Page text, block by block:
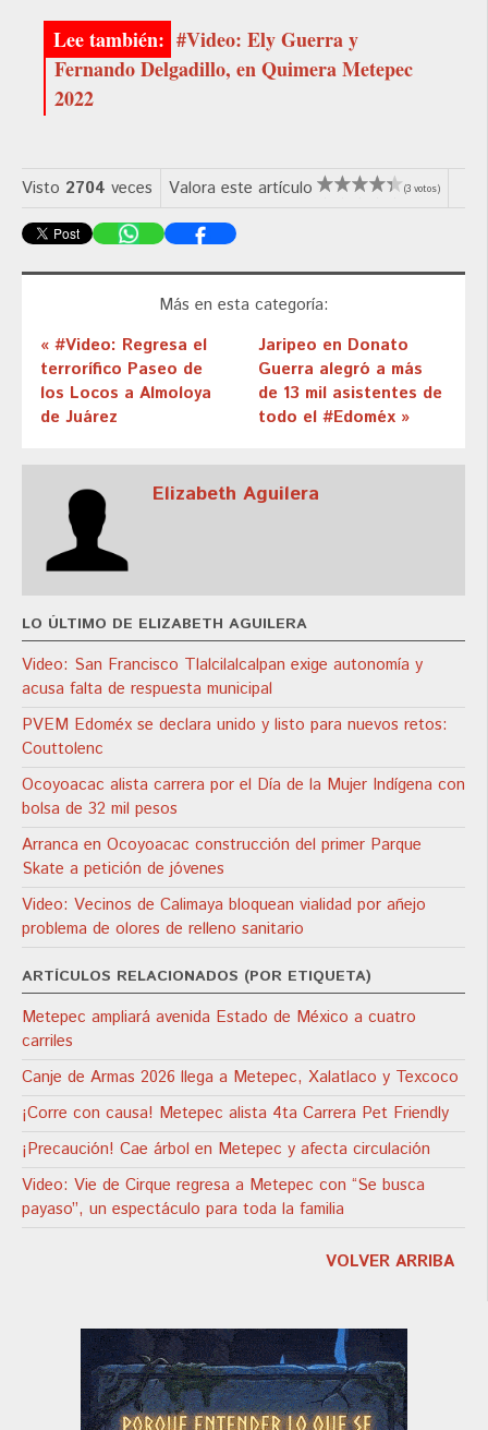
#Video: Ely Guerra y
Fernando Delgadillo, en Quimera Metepec
2022
Visto 2704 veces Valora este artículo (3 votos)
Más en esta categoría:
« #Video: Regresa el
terrorífico Paseo de
los Locos a Almoloya
de Juárez
Jaripeo en Donato
Guerra alegró a más
de 13 mil asistentes de
todo el #Edoméx »
Elizabeth Aguilera
LO ÚLTIMO DE ELIZABETH AGUILERA
Video: San Francisco Tlalcilalcalpan exige autonomía y
acusa falta de respuesta municipal
PVEM Edoméx se declara unido y listo para nuevos retos:
Couttolenc
Ocoyoacac alista carrera por el Día de la Mujer Indígena con
bolsa de 32 mil pesos
Arranca en Ocoyoacac construcción del primer Parque
Skate a petición de jóvenes
Video: Vecinos de Calimaya bloquean vialidad por añejo
problema de olores de relleno sanitario
ARTÍCULOS RELACIONADOS (POR ETIQUETA)
Metepec ampliará avenida Estado de México a cuatro
carriles
Canje de Armas 2026 llega a Metepec, Xalatlaco y Texcoco
¡Corre con causa! Metepec alista 4ta Carrera Pet Friendly
¡Precaución! Cae árbol en Metepec y afecta circulación
Video: Vie de Cirque regresa a Metepec con “Se busca
payaso”, un espectáculo para toda la familia
VOLVER ARRIBA